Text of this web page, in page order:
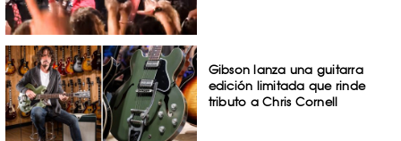
Gibson lanza una guitarra
edición limitada que rinde
tributo a Chris Cornell